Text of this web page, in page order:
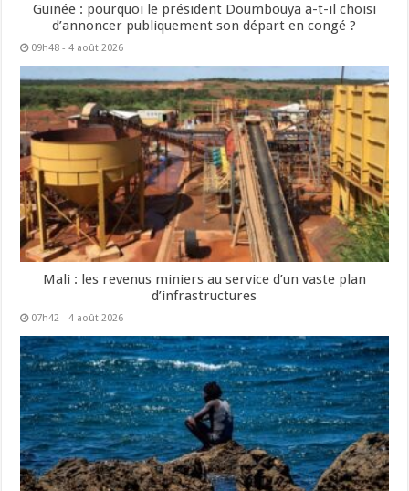
Guinée : pourquoi le président Doumbouya a-t-il choisi
d’annoncer publiquement son départ en congé ?
09h48 - 4 août 2026
Mali : les revenus miniers au service d’un vaste plan
d’infrastructures
07h42 - 4 août 2026